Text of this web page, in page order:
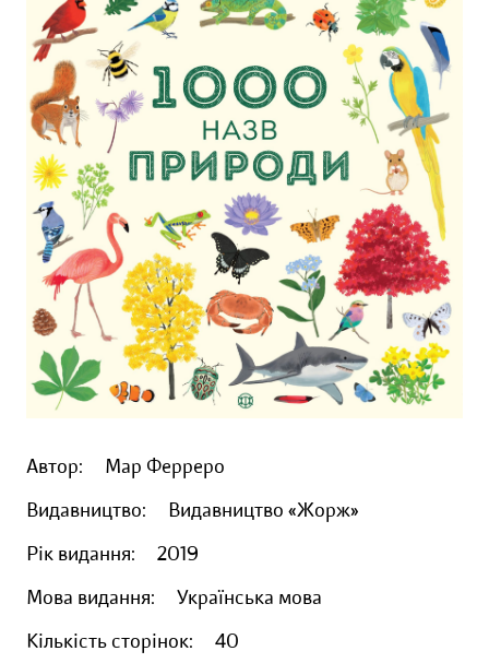
Автор:
Мар Ферреро
Видавництво:
Видавництво «Жорж»
Рік видання:
2019
Мова видання:
Українська мова
Кількість сторінок:
40